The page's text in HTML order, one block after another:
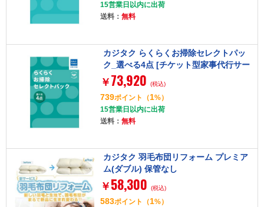
15営業日以内に出荷
送料： 無料
カジタク らくらくお掃除セレクトパッ
ク_選べる4点 [チケット型家事代行サー
ビス]
￥ 73,920 (税込)
739ポイント （1%）
15営業日以内に出荷
送料： 無料
カジタク 羽毛布団リフォーム プレミア
ム(ダブル) 保管なし
￥ 58,300 (税込)
583ポイント （1%）